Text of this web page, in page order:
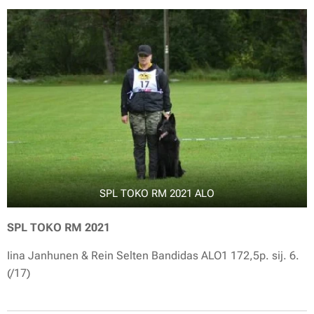
SPL TOKO RM 2021 ALO
SPL TOKO RM 2021
Iina Janhunen & Rein Selten Bandidas ALO1 172,5p. sij. 6.
(/17)